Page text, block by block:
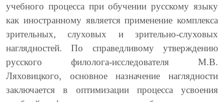
учебного процесса при обучении русскому языку
как иностранному является применение комплекса
зрительных, слуховых и зрительно-слуховых
наглядностей. По справедливому утверждению
русского филолога-исследователя М.В.
Ляховицкого, основное назначение наглядности
заключается в оптимизации процесса усвоения